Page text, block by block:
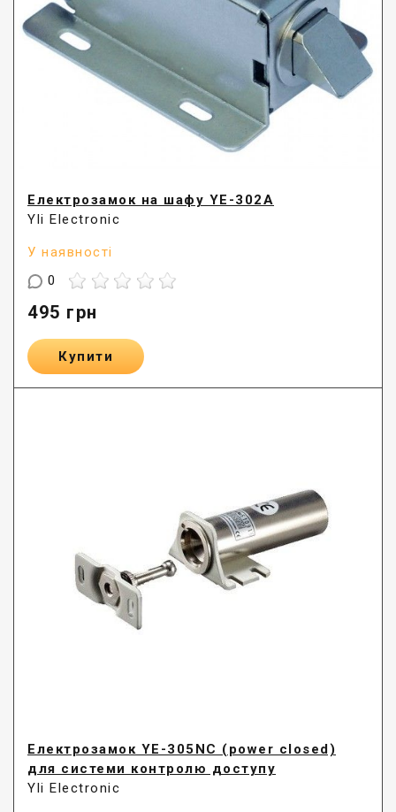
Електрозамок на шафу YE-302A
Yli Electronic
У наявності
0
495 грн
Купити
Електрозамок YE-305NC (power closed)
для системи контролю доступу
Yli Electronic